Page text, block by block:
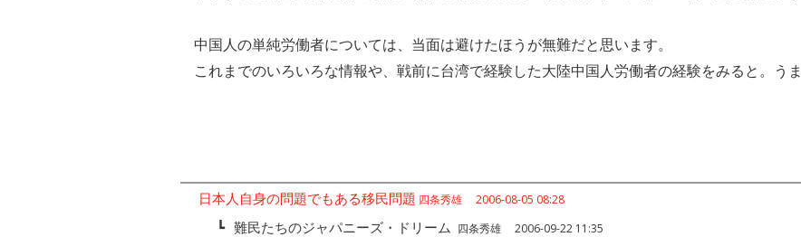
中国人の単純労働者については、当面は避けたほうが無難だと思います。
これまでのいろいろな情報や、戦前に台湾で経験した大陸中国人労働者の経験をみると。う
日本人自身の問題でもある移民問題 四条秀雄 2006-08-05 08:28
┗ 難民たちのジャパニーズ・ドリーム 四条秀雄 2006-09-22 11:35